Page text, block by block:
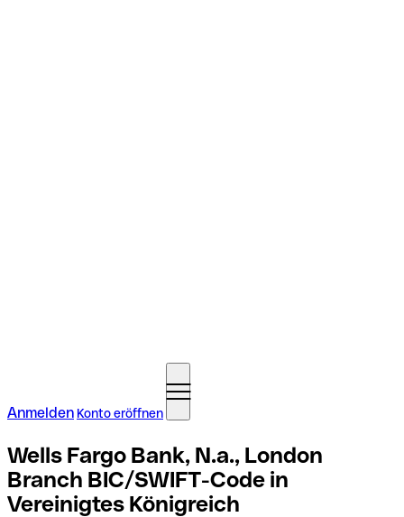
Anmelden Konto eröffnen
Wells Fargo Bank, N.a., London
Branch BIC/SWIFT-Code in
Vereinigtes Königreich